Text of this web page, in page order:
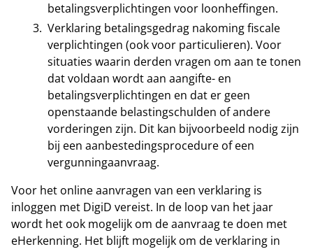
betalingsverplichtingen voor loonheffingen.
Verklaring betalingsgedrag nakoming fiscale
verplichtingen (ook voor particulieren). Voor
situaties waarin derden vragen om aan te tonen
dat voldaan wordt aan aangifte- en
betalingsverplichtingen en dat er geen
openstaande belastingschulden of andere
vorderingen zijn. Dit kan bijvoorbeeld nodig zijn
bij een aanbestedingsprocedure of een
vergunningaanvraag.
Voor het online aanvragen van een verklaring is
inloggen met DigiD vereist. In de loop van het jaar
wordt het ook mogelijk om de aanvraag te doen met
eHerkenning. Het blijft mogelijk om de verklaring in